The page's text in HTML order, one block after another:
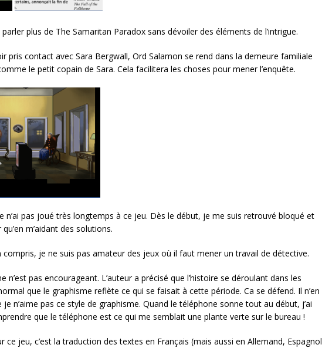
plus de The Samaritan Paradox sans dévoiler des éléments de l’intrigue.
pris contact avec Sara Bergwall, Ord Salamon se rend dans la demeure familiale
le petit copain de Sara. Cela facilitera les choses pour mener l’enquête.
n’ai pas joué très longtemps à ce jeu. Dès le début, je me suis retrouvé bloqué et
m’aidant des solutions.
compris, je ne suis pas amateur des jeux où il faut mener un travail de détective.
n’est pas encourageant. L’auteur a précisé que l’histoire se déroulant dans les
que le graphisme reflète ce qui se faisait à cette période. Ca se défend. Il n’en
n’aime pas ce style de graphisme. Quand le téléphone sonne tout au début, j’ai
que le téléphone est ce qui me semblait une plante verte sur le bureau !
ce jeu, c’est la traduction des textes en Français (mais aussi en Allemand, Espagnol